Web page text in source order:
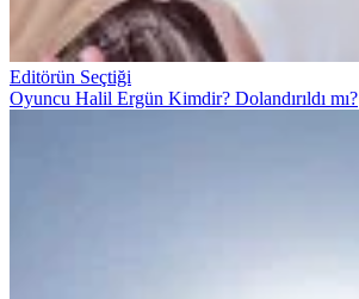
Editörün Seçtiği
Oyuncu Halil Ergün Kimdir? Dolandırıldı mı?